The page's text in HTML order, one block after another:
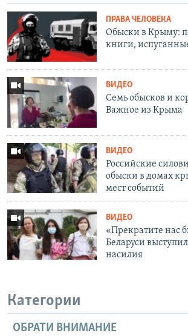
ПРАВА ЧЕЛОВЕКА
Обыски в Крыму:
книги,
ВИДЕО
Семь обысков и
Важное из Крыма
ВИДЕО
Российские
обыски в домах
мест событий
ВИДЕО
«Прекратите нас
Беларуси
насилия
Категории
ОБРАТИ ВНИМАНИЕ